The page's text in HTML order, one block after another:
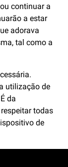
continuar a
a estar
adorava
tal como a
utilização de
da
todas
de